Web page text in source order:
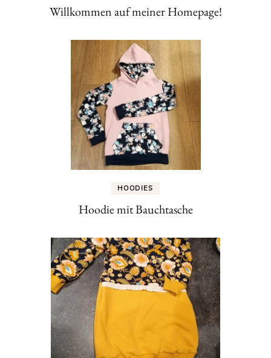
Willkommen auf meiner Homepage!
HOODIES
Hoodie mit Bauchtasche